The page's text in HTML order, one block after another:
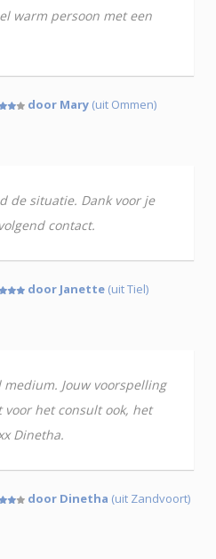
warm persoon met een
door Mary (uit Ommen)
de situatie. Dank voor je
contact.
door Janette (uit Tiel)
Jouw voorspelling
het consult ook, het
Dinetha.
door Dinetha (uit Zandvoort)